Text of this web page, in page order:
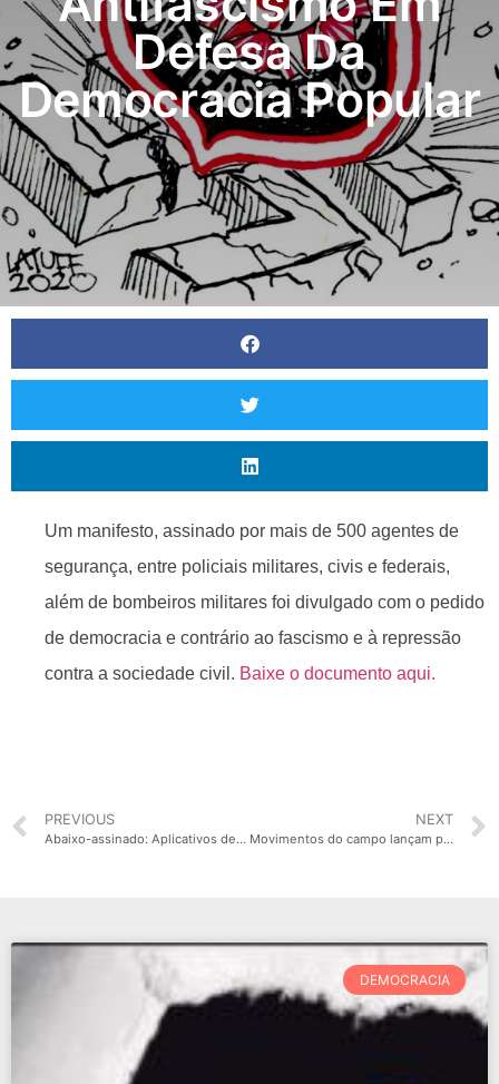
Defesa Da
Democracia Popular
Um manifesto, assinado por mais de 500 agentes de
segurança, entre policiais militares, civis e federais,
além de bombeiros militares foi divulgado com o pedido
de democracia e contrário ao fascismo e à repressão
contra a sociedade civil. Baixe o documento aqui.
PREVIOUS
Abaixo-assinado: Aplicativos de entrega, distribuam alimentação e álcool em gel para os motoboys!
NEXT
Movimentos do campo lançam plataforma emergencial em defesa da vida
DEMOCRACIA